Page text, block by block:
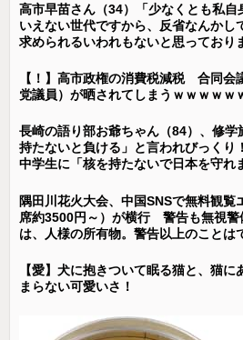
高市早苗さん（34）「少なくとも私自
いえない世代ですから、反省なんかし
求められるいわれもないと思っており
【！】高市政権の消費税減税 合同会
党議員）が晒されてしまうｗｗｗｗｗ
長崎の語り部お爺ちゃん（84）、修学
持たないと負ける」と言われびっく
中学生に「核を持たないで日本を守れ
隅田川花火大会、中国SNSで無料観覧
席約3500円～）が横行 警告も無視警
は、人様の所有物。警告以上のことは
【愛】犬に抱きついて眠る猫と、猫
まらない可愛いさ！